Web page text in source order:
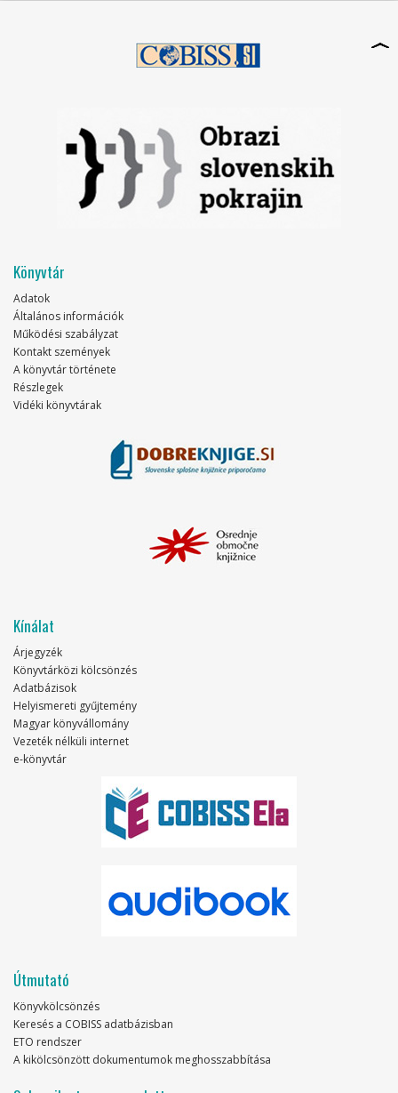
Könyvtár
Adatok
Általános információk
Működési szabályzat
Kontakt szemények
A könyvtár története
Részlegek
Vidéki könyvtárak
Kínálat
Árjegyzék
Könyvtárközi kölcsönzés
Adatbázisok
Helyismereti gyűjtemény
Magyar könyvállomány
Vezeték nélküli internet
e-könyvtár
Útmutató
Könyvkölcsönzés
Keresés a COBISS adatbázisban
ETO rendszer
A kikölcsönzött dokumentumok meghosszabbítása